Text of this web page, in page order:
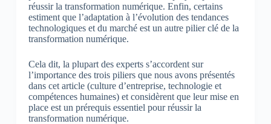
réussir la transformation numérique. Enfin, certains
estiment que l’adaptation à l’évolution des tendances
technologiques et du marché est un autre pilier clé de la
transformation numérique.
Cela dit, la plupart des experts s’accordent sur
l’importance des trois piliers que nous avons présentés
dans cet article (culture d’entreprise, technologie et
compétences humaines) et considèrent que leur mise en
place est un prérequis essentiel pour réussir la
transformation numérique.